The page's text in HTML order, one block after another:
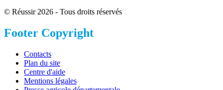
© Réussir 2026 - Tous droits réservés
Footer Copyright
Contacts
Plan du site
Centre d'aide
Mentions légales